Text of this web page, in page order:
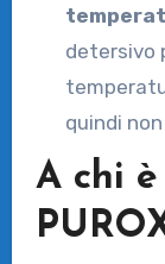
detersivo
quindi
A chi